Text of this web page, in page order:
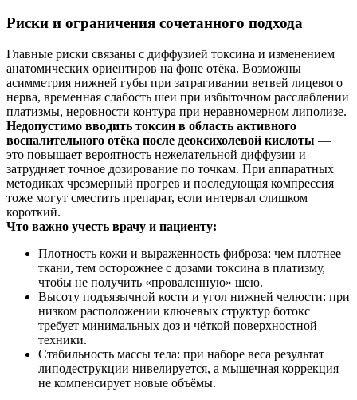
Риски и ограничения сочетанного подхода
Главные риски связаны с диффузией токсина и изменением
анатомических ориентиров на фоне отёка. Возможны
асимметрия нижней губы при затрагивании ветвей лицевого
нерва, временная слабость шеи при избыточном расслаблении
платизмы, неровности контура при неравномерном липолизе.
Недопустимо вводить токсин в область активного
воспалительного отёка после деоксихолевой кислоты —
это повышает вероятность нежелательной диффузии и
затрудняет точное дозирование по точкам. При аппаратных
методиках чрезмерный прогрев и последующая компрессия
тоже могут сместить препарат, если интервал слишком
короткий.
Что важно учесть врачу и пациенту:
Плотность кожи и выраженность фиброза: чем плотнее
ткани, тем осторожнее с дозами токсина в платизму,
чтобы не получить «проваленную» шею.
Высоту подъязычной кости и угол нижней челюсти: при
низком расположении ключевых структур ботокс
требует минимальных доз и чёткой поверхностной
техники.
Стабильность массы тела: при наборе веса результат
липодеструкции нивелируется, а мышечная коррекция
не компенсирует новые объёмы.